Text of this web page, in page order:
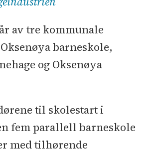
1,1 milliarder
Bærum kommune
Veidekke
av tre kommunale
barneskole,
og Oksenøya
til skolestart i
fem parallell barneskole
med tilhørende